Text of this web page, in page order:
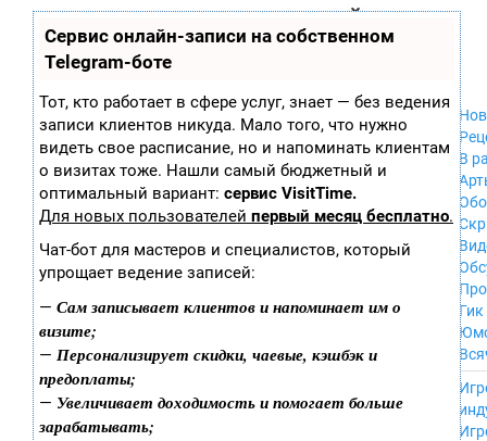
Сервис онлайн-записи на собственном
Telegram-боте
Тот, кто работает в сфере услуг, знает — без ведения
записи клиентов никуда. Мало того, что нужно
видеть свое расписание, но и напоминать клиентам
о визитах тоже. Нашли самый бюджетный и
оптимальный вариант: сервис VisitTime.
Для новых пользователей первый месяц бесплатно.
Чат-бот для мастеров и специалистов, который
упрощает ведение записей:
— Сам записывает клиентов и напоминает им о
визите;
— Персонализирует скидки, чаевые, кэшбэк и
предоплаты;
— Увеличивает доходимость и помогает больше
зарабатывать;
играх
ла
ор
ы
Xbox 360
Wii
GameCube
PS
PS2
PS3
Nintendo 64
PSP
iPhone, iPod,
MacOS
NES
В
Гик